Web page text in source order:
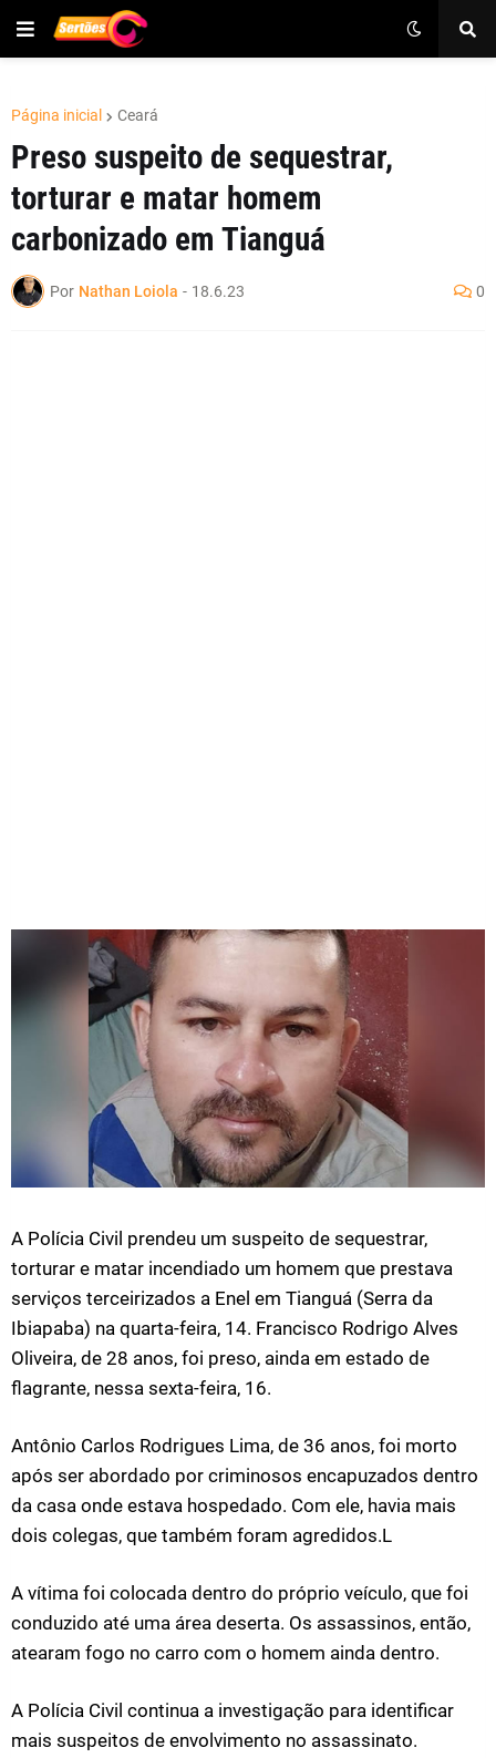
Página inicial Ceará
Preso suspeito de sequestrar,
torturar e matar homem
carbonizado em Tianguá
Por Nathan Loiola - 18.6.23 0
A Polícia Civil prendeu um suspeito de sequestrar,
torturar e matar incendiado um homem que prestava
serviços terceirizados a Enel em Tianguá (Serra da
Ibiapaba) na quarta-feira, 14. Francisco Rodrigo Alves
Oliveira, de 28 anos, foi preso, ainda em estado de
flagrante, nessa sexta-feira, 16.
Antônio Carlos Rodrigues Lima, de 36 anos, foi morto
após ser abordado por criminosos encapuzados dentro
da casa onde estava hospedado. Com ele, havia mais
dois colegas, que também foram agredidos.L
A vítima foi colocada dentro do próprio veículo, que foi
conduzido até uma área deserta. Os assassinos, então,
atearam fogo no carro com o homem ainda dentro.
A Polícia Civil continua a investigação para identificar
mais suspeitos de envolvimento no assassinato.